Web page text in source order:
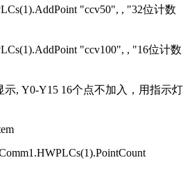
"ccv50", , "32位计数
"ccv100", , "16位计数
, Y0-Y15 16个点不加入，用指示灯